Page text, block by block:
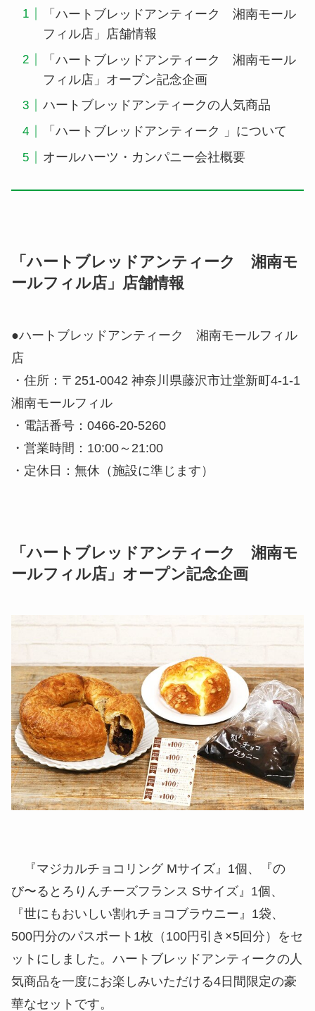
「ハートブレッドアンティーク 湘南モール
フィル店」店舗情報
「ハートブレッドアンティーク 湘南モール
フィル店」オープン記念企画
ハートブレッドアンティークの人気商品
「ハートブレッドアンティーク 」について
オールハーツ・カンパニー会社概要
「ハートブレッドアンティーク 湘南モ
ールフィル店」店舗情報
●ハートブレッドアンティーク 湘南モールフィル
店
・住所：〒251-0042 神奈川県藤沢市辻堂新町4-1-1
湘南モールフィル
・電話番号：0466-20-5260
・営業時間：10:00～21:00
・定休日：無休（施設に準じます）
「ハートブレッドアンティーク 湘南モ
ールフィル店」オープン記念企画
『マジカルチョコリング Mサイズ』1個、『の
び〜るとろりんチーズフランス Sサイズ』1個、
『世にもおいしい割れチョコブラウニー』1袋、
500円分のパスポート1枚（100円引き×5回分）をセ
ットにしました。ハートブレッドアンティークの人
気商品を一度にお楽しみいただける4日間限定の豪
華なセットです。